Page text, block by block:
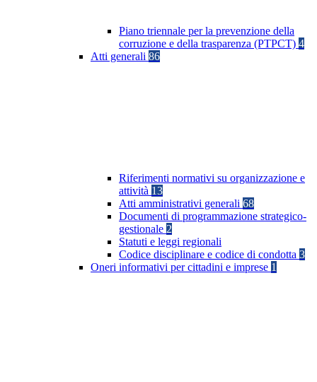
Piano triennale per la prevenzione della
corruzione e della trasparenza (PTPCT) 4
Atti generali 86
Riferimenti normativi su organizzazione e
attività 13
Atti amministrativi generali 68
Documenti di programmazione strategico-
gestionale 2
Statuti e leggi regionali
Codice disciplinare e codice di condotta 3
Oneri informativi per cittadini e imprese 1